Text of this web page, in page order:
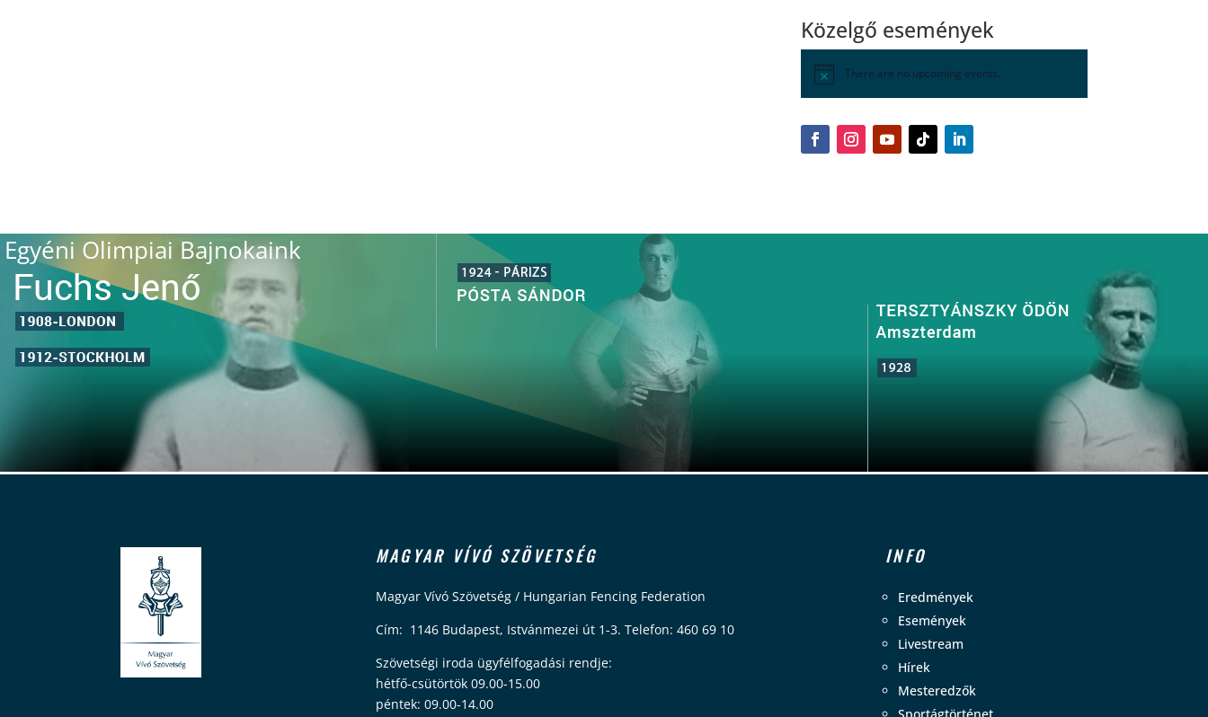
Közelgő események
There are no upcoming events.
Egyéni Olimpiai Bajnokaink
MAGYAR VÍVÓ SZÖVETSÉG
Magyar Vívó Szövetség / Hungarian Fencing Federation
Cím: 1146 Budapest, Istvánmezei út 1-3. Telefon: 460 69 10
Szövetségi iroda ügyfélfogadási rendje:
hétfő-csütörtök 09.00-15.00
péntek: 09.00-14.00
INFO
Eredmények
Események
Livestream
Hírek
Mesteredzők
Sportágtörténet